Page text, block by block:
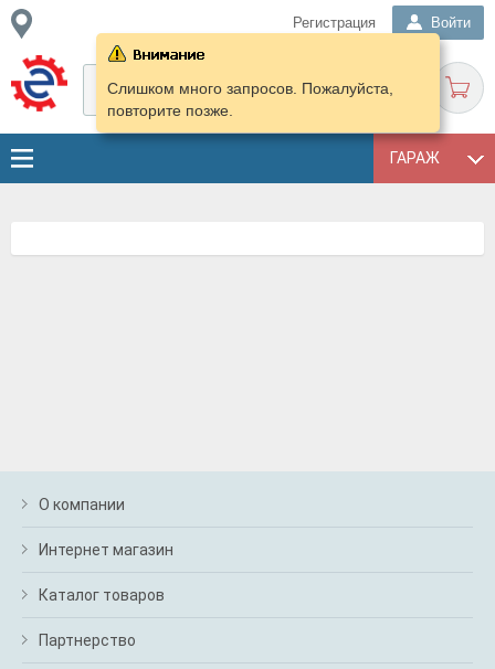
Регистрация Войти
ГАРАЖ
Слишком много запросов. Пожалуйста,
повторите позже.
О компании
Интернет магазин
Каталог товаров
Партнерство